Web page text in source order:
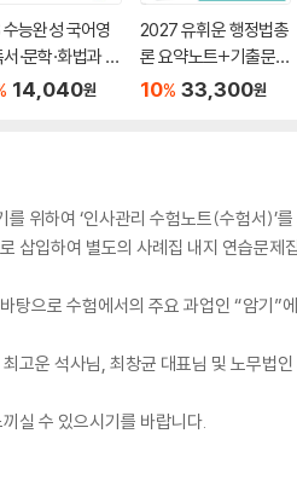
능완성 국어영
·문학·화법과 작
년)
14,040원
2027 유휘운 행정법총
론 요약노트+기출문제
(요.플.)
10% 33,300원
위하여 ‘인사관리 수험노트(수험서)’
삽입하여 별도의 사례집 내지 연습문제
탕으로 수험에서의 주요 과업인 “암기”
고운 석사님, 최창균 대표님 및 노무법
실 수 있으시기를 바랍니다.